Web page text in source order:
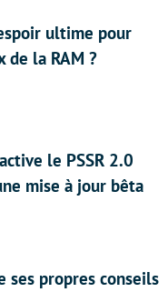
ultime pour
la RAM ?
le PSSR 2.0
mise à jour bêta
ses propres conseils